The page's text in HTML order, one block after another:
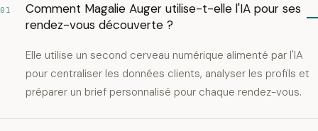
01
Comment Magalie Auger utilise-t-elle l'IA pour ses
rendez-vous découverte ?
Elle utilise un second cerveau numérique alimenté par l'IA
pour centraliser les données clients, analyser les profils et
préparer un brief personnalisé pour chaque rendez-vous.